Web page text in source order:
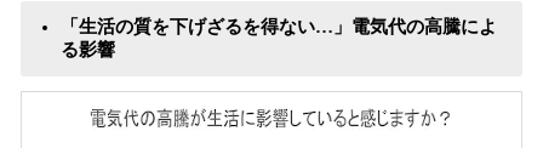
「生活の質を下げざるを得ない…」電気代の高騰によ
る影響